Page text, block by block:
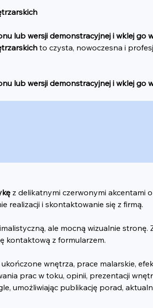
lub wersji demonstracyjnej i wklej go
to czysta, nowoczesna i
lub wersji demonstracyjnej i wklej go
z delikatnymi czerwonymi akcentami
realizacji i skontaktowanie się z firmą.
ale mocną wizualnie
kontaktową z formularzem.
wnętrza, prace malarskie,
prac w toku, opinii, prezentacji
umożliwiając publikację porad,